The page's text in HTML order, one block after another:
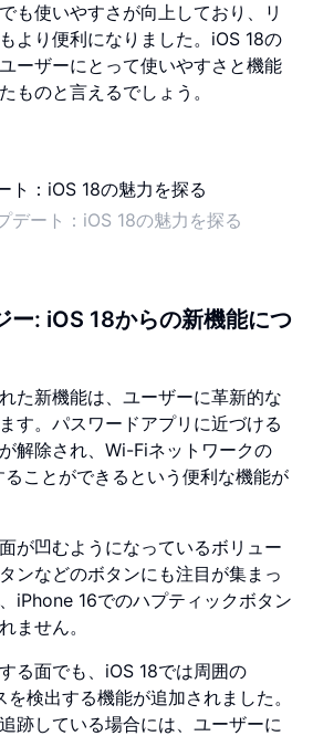
も使いやすさが向上しており、リ
より便利になりました。iOS 18の
ーザーにとって使いやすさと機能
ものと言えるでしょう。
デート：iOS 18の魅力を探る
ー: iOS 18からの新機能につ
た新機能は、ユーザーに革新的な
す。パスワードアプリに近づける
解除され、Wi-Fiネットワークの
ることができるという便利な機能が
が凹むようになっているボリュー
ンなどのボタンにも注目が集まっ
iPhone 16でのハプティックボタン
ません。
る面でも、iOS 18では周囲の
検出する機能が追加されました。
跡している場合には、ユーザーに